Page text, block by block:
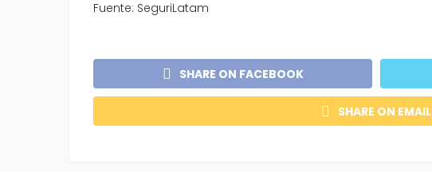
Fuente: SeguriLatam
SHARE ON FACEBOOK
SHARE ON EMAIL